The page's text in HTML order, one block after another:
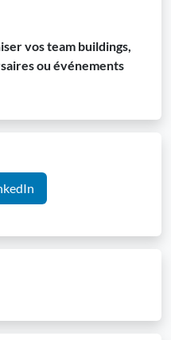
vos team buildings,
ou événements